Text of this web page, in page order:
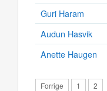
Guri Haram
Audun Hasvik
Anette Haugen
Forrige 1 2